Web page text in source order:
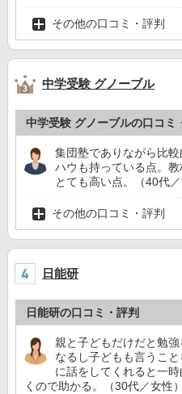
その他の口コミ・評判
中学受験 グノーブル
中学受験 グノーブルの口コミ
集団塾でありながら比
ハウも持っている点。
とても高い点。（40代／
その他の口コミ・評判
日能研
日能研の口コミ・評判
親と子どもだけだと勉
なるし子どもも言うこ
に話をしてくれると一
くので助かる。（30代／女性）